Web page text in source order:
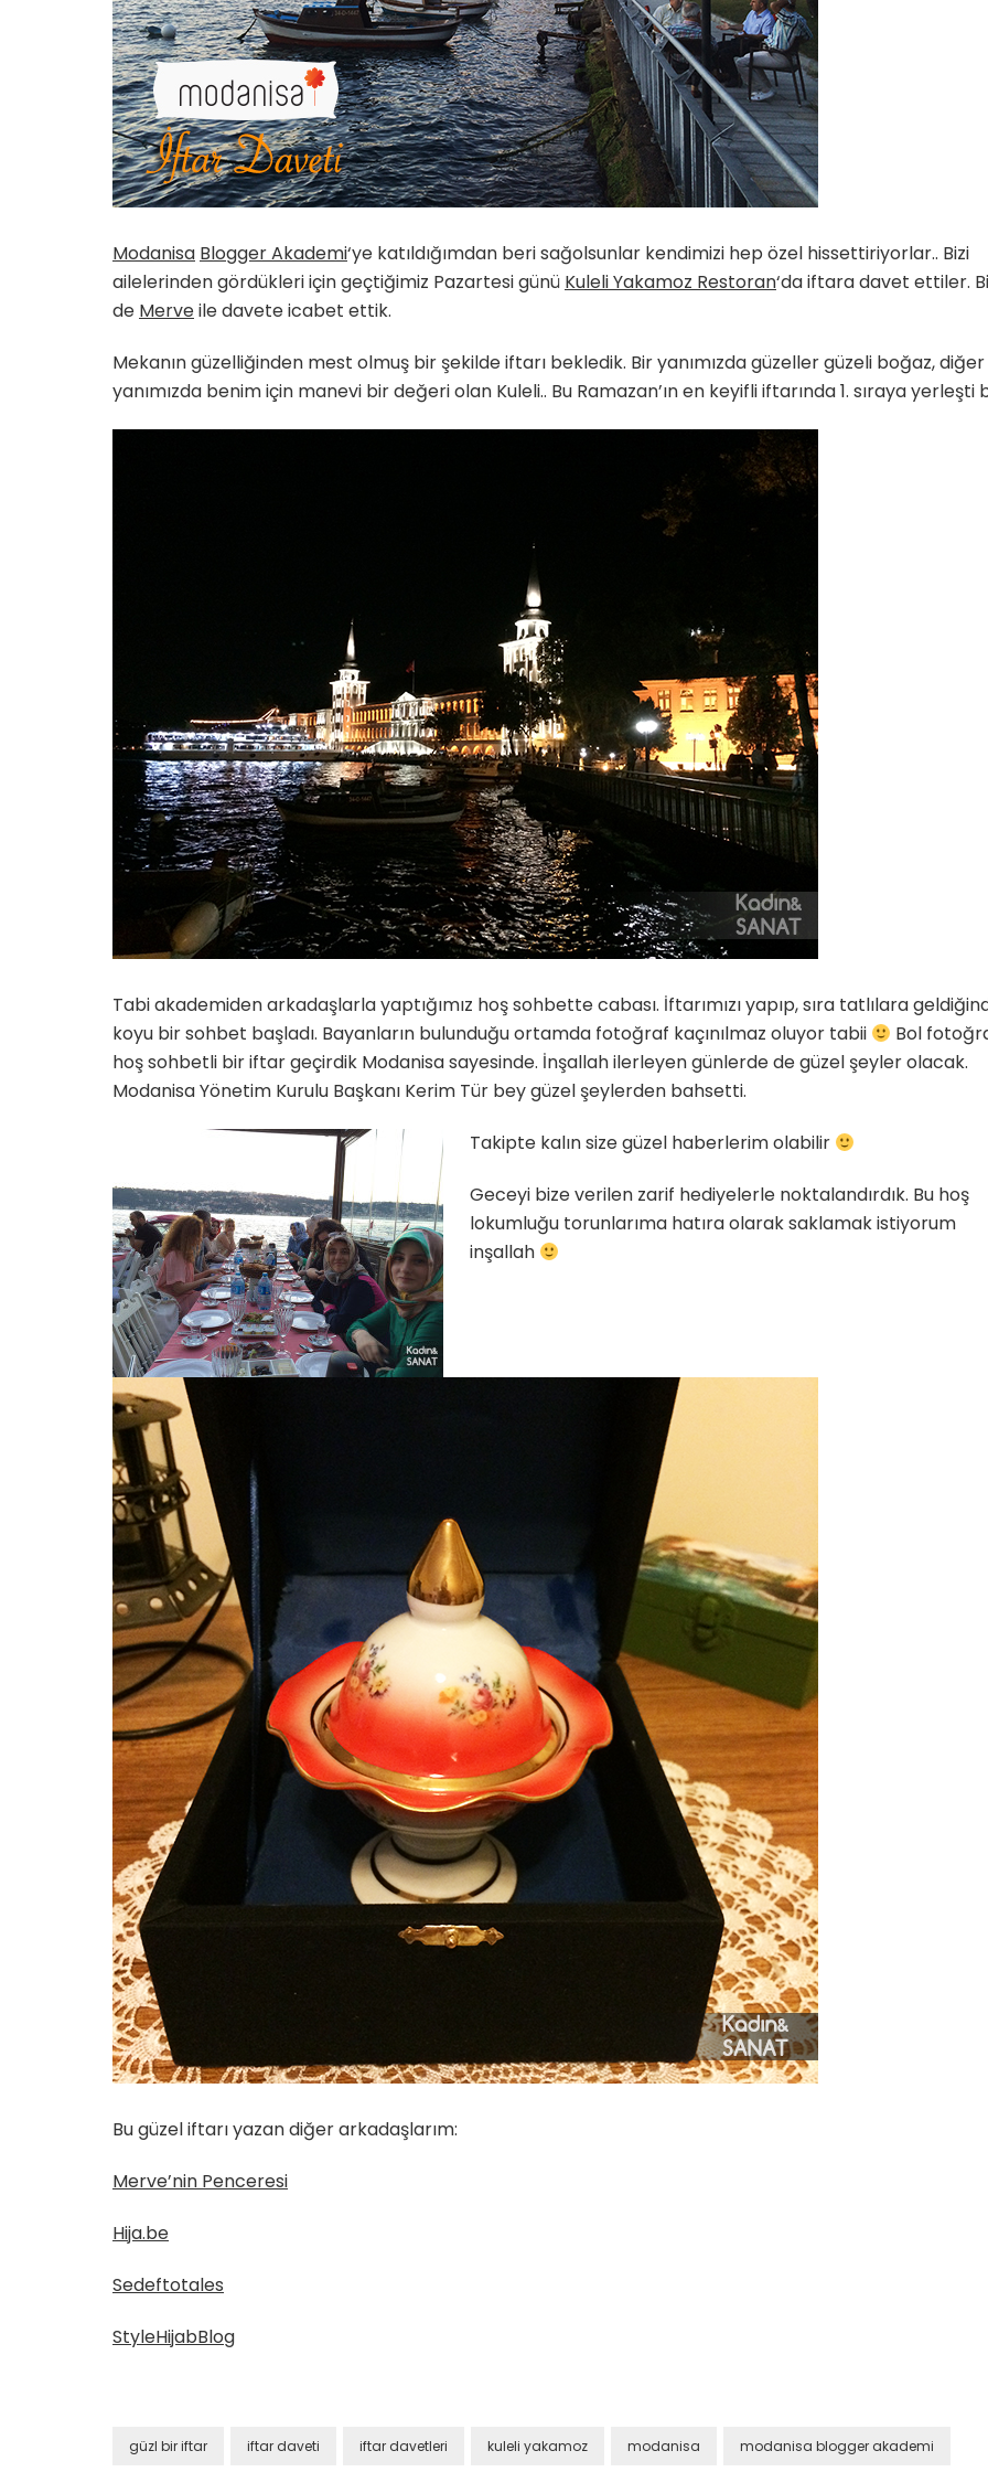
Modanisa Blogger Akademi‘ye katıldığımdan beri sağolsunlar kendimizi hep özel hissettiriyorlar.. Bizi
ailelerinden gördükleri için geçtiğimiz Pazartesi günü Kuleli Yakamoz Restoran‘da iftara davet ettiler.
de Merveile davete icabet ettik.
Mekanın güzelliğinden mest olmuş bir şekilde iftarı bekledik. Bir yanımızda güzeller güzeli boğaz, diğer
yanımızda benim için manevi bir değeri olan Kuleli.. Bu Ramazan’ın en keyifli iftarında 1. sıraya yerleşti
Tabi akademiden arkadaşlarla yaptığımız hoş sohbette cabası. İftarımızı yapıp, sıra tatlılara
koyu bir sohbet başladı. Bayanların bulunduğu ortamda fotoğraf kaçınılmaz oluyor tabii
Bol
hoş sohbetli bir iftar geçirdik Modanisa sayesinde. İnşallah ilerleyen günlerde de güzel şeyler olacak.
Modanisa Yönetim Kurulu Başkanı Kerim Tür bey güzel şeylerden bahsetti.
Takipte kalın size güzel haberlerim olabilir
Geceyi bize verilen zarif hediyelerle noktalandırdık. Bu hoş
lokumluğu torunlarıma hatıra olarak saklamak istiyorum
inşallah
Bu güzel iftarı yazan diğer arkadaşlarım:
Merve’nin Penceresi
Hija.be
Sedeftotales
StyleHijabBlog
güzl bir iftar iftar daveti iftar davetleri kuleli yakamoz modanisa modanisa blogger akademi
Yetenekli Kadınlar
Mücella Yörük,
Yetenekli
Kadınlar
Yetenekli Kadınlar
Ayşenur Akbuğa, @hobiluso,
Yetenekli Kadınlar
Manşet Yetenekli Kadınlar
Özgül Acır, Erse Mantı Evi
Sahibi, Girişimci, Yetenekli
Kadınlar
Burcu